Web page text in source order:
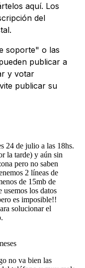
aquí. Los
del
soporte" o las
publicar a
y votar
publicar su